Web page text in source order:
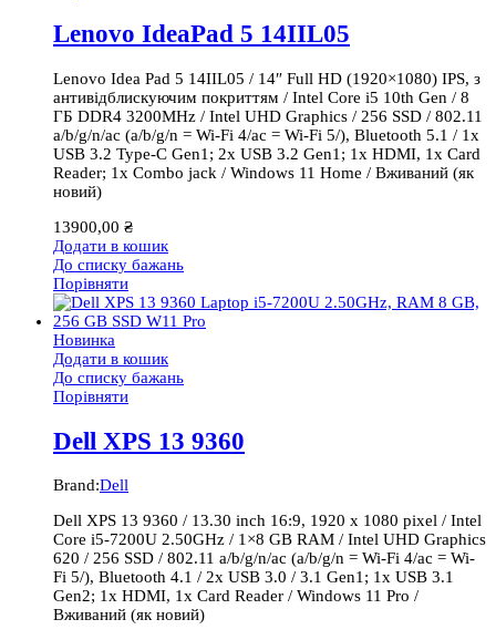
Lenovo IdeaPad 5 14IIL05
Lenovo Idea Pad 5 14IIL05 / 14″ Full HD (1920×1080) IPS, з
антивідблискуючим покриттям / Intel Core i5 10th Gen / 8
ГБ DDR4 3200MHz / Intel UHD Graphics / 256 SSD / 802.11
a/b/g/n/ac (a/b/g/n = Wi-Fi 4/ac = Wi-Fi 5/), Bluetooth 5.1 / 1x
USB 3.2 Type-C Gen1; 2x USB 3.2 Gen1; 1x HDMI, 1x Card
Reader; 1x Combo jack / Windows 11 Home / Вживаний (як
новий)
13900,00 ₴
Додати в кошик
До списку бажань
Порівняти
Новинка
Додати в кошик
До списку бажань
Порівняти
Dell XPS 13 9360
Brand:Dell
Dell XPS 13 9360 / 13.30 inch 16:9, 1920 x 1080 pixel / Intel
Core i5-7200U 2.50GHz / 1×8 GB RAM / Intel UHD Graphics
620 / 256 SSD / 802.11 a/b/g/n/ac (a/b/g/n = Wi-Fi 4/ac = Wi-
Fi 5/), Bluetooth 4.1 / 2x USB 3.0 / 3.1 Gen1; 1x USB 3.1
Gen2; 1x HDMI, 1x Card Reader / Windows 11 Pro /
Вживаний (як новий)